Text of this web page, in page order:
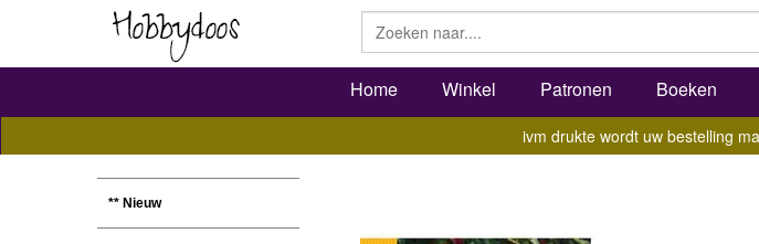
Home Winkel Patronen Boeken
ivm drukte wordt uw bestelling
** Nieuw